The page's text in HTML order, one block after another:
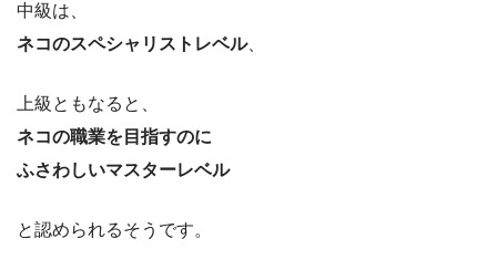
中級は、
ネコのスペシャリストレベル、
上級ともなると、
ネコの職業を目指すのに
ふさわしいマスターレベル
と認められるそうです。